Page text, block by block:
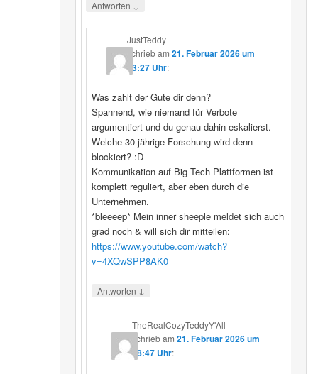
Antworten ↓
JustTeddy
schriebam 21. Februar 2026 um
13:27 Uhr:
Was zahlt der Gute dir denn?
Spannend, wie niemand für Verbote
argumentiert und du genau dahin eskalierst.
Welche 30 jährige Forschung wird denn
blockiert? :D
Kommunikation auf Big Tech Plattformen ist
komplett reguliert, aber eben durch die
Unternehmen.
*bleeeep* Mein inner sheeple meldet sich auch
grad noch & will sich dir mitteilen:
https://www.youtube.com/watch?
v=4XQwSPP8AK0
Antworten ↓
TheRealCozyTeddyY'All
schriebam21. Februar 2026 um
18:47 Uhr: